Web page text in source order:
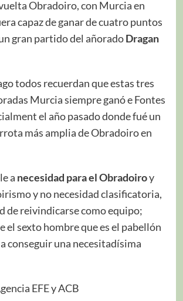
Obradoiro, con Murcia en
capaz de ganar de cuatro puntos
gran partido del añoradoDragan
todos recuerdan que estas tres
Murcia siempre ganó e Fontes
el año pasado donde fué un
más amplia de Obradoiro en
a necesidad para el Obradoiroy
y no necesidad clasificatoria,
de reivindicarse como equipo;
el sexto hombre que es el pabellón
conseguir una necesitadísima
EFE y ACB